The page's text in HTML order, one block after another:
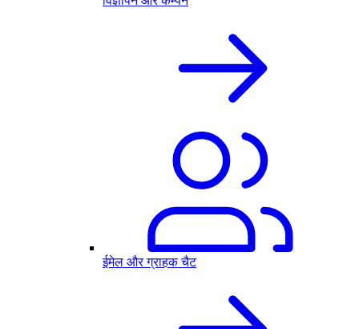
ईमेल और ग्राहक चैट